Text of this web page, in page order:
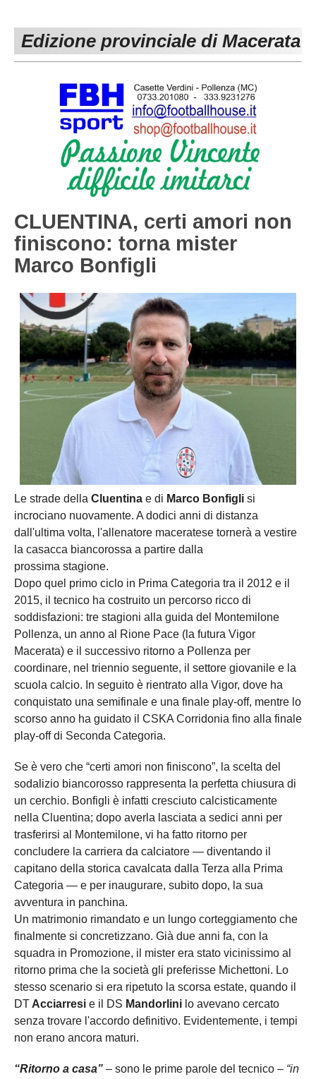
Carica la tua Rosa
1^ CATEGORIA
3^ CATEGORIA
GIOVANILI
Edizione provinciale di Macerata
CLUENTINA, certi amori non
finiscono: torna mister
Marco Bonfigli
Le strade della Cluentina e di Marco Bonfigli si
incrociano nuovamente. A dodici anni di distanza
dall'ultima volta, l'allenatore maceratese tornerà a vestire
la casacca biancorossa a partire dalla
prossima stagione.
Dopo quel primo ciclo in Prima Categoria tra il 2012 e il
2015, il tecnico ha costruito un percorso ricco di
soddisfazioni: tre stagioni alla guida del Montemilone
Pollenza, un anno al Rione Pace (la futura Vigor
Macerata) e il successivo ritorno a Pollenza per
coordinare, nel triennio seguente, il settore giovanile e la
scuola calcio. In seguito è rientrato alla Vigor, dove ha
conquistato una semifinale e una finale play-off, mentre lo
scorso anno ha guidato il CSKA Corridonia fino alla finale
play-off di Seconda Categoria.
Se è vero che “certi amori non finiscono”, la scelta del
sodalizio biancorosso rappresenta la perfetta chiusura di
un cerchio. Bonfigli è infatti cresciuto calcisticamente
nella Cluentina; dopo averla lasciata a sedici anni per
trasferirsi al Montemilone, vi ha fatto ritorno per
concludere la carriera da calciatore — diventando il
capitano della storica cavalcata dalla Terza alla Prima
Categoria — e per inaugurare, subito dopo, la sua
avventura in panchina.
Un matrimonio rimandato e un lungo corteggiamento che
finalmente si concretizzano. Già due anni fa, con la
squadra in Promozione, il mister era stato vicinissimo al
ritorno prima che la società gli preferisse Michettoni. Lo
stesso scenario si era ripetuto la scorsa estate, quando il
DT Acciarresi e il DS Mandorlini lo avevano cercato
senza trovare l'accordo definitivo. Evidentemente, i tempi
non erano ancora maturi.
“Ritorno a casa” – sono le prime parole del tecnico – “in